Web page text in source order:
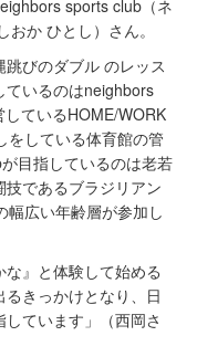
sports club（ネ
か ひとし）さん。
びのダブル のレッス
ているのはneighbors
ているHOME/WORK
をしている体育館の管
目指しているのは老若
であるブラジリアン
幅広い年齢層が参加し
な』と体験して始める
きっかけとなり、日
ています」（西岡さ